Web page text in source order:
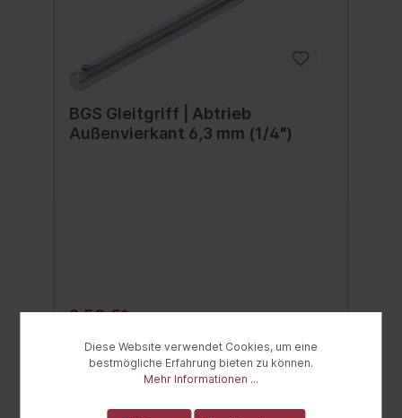
BGS Gleitgriff | Abtrieb
Außenvierkant 6,3 mm (1/4")
2,50 €*
In den Warenkorb
Diese Website verwendet Cookies, um eine
bestmögliche Erfahrung bieten zu können.
Mehr Informationen ...